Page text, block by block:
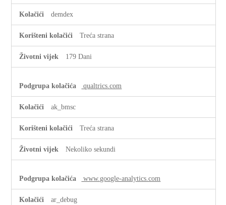
demdex
Treća strana
179 Dani
qualtrics.com
ak_bmsc
Treća strana
Nekoliko sekundi
www.google-analytics.com
ar_debug